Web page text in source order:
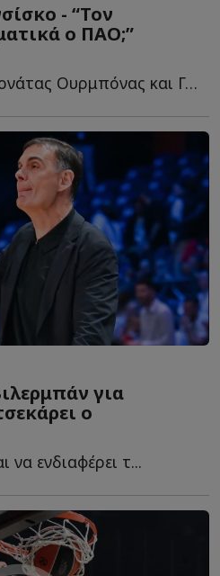
- “Τον
ο ΠΑΟ;”
Oι εκτιμήσεις των Ντονάτας Ουρμπόνας και Γκίτις Μπλαζεβίτσιους γ...
για
ο
να ενδιαφέρει τ...